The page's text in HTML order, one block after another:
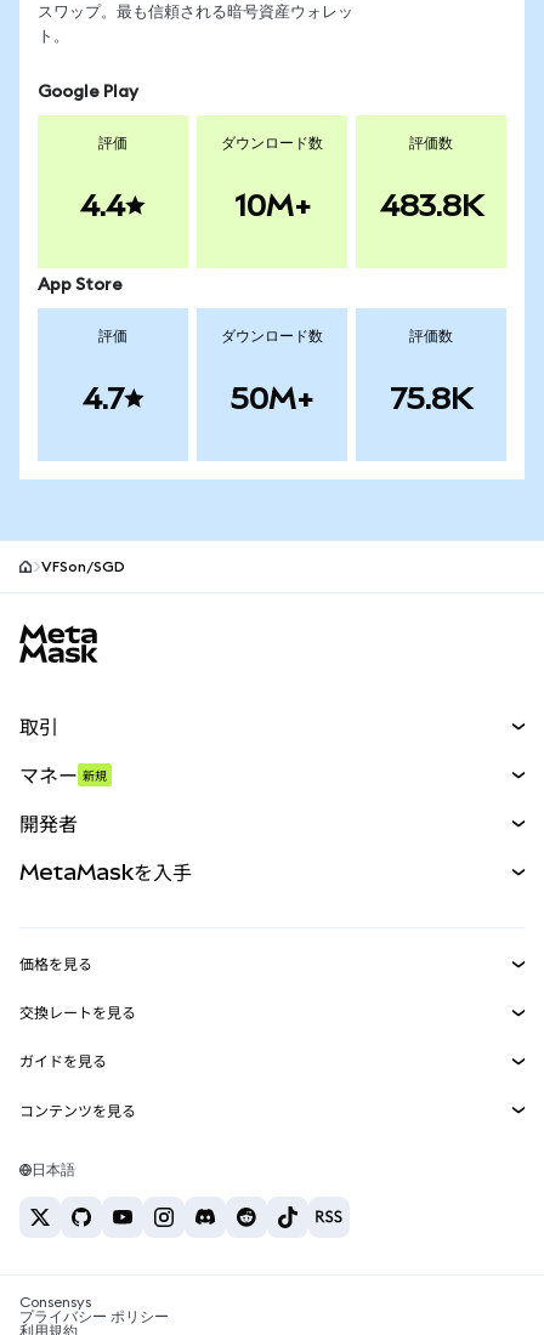
スワップ。最も信頼される暗号資産ウォレッ
ト。
Google Play
評価
4.4
ダウンロード数
10M+
評価数
483.8K
App Store
評価
4.7
ダウンロード数
50M+
評価数
75.8K
VFSon/SGD
取引
パーペチュアル
RWA
マネー 新規
開発者
MetaMask Connect
Snaps
Web3サービス
MetaMaskを入手
セキュリティ
サポート
キャリア
お問い合わせ
価格を見る
イーサリアムの価格
Solanaの価格
Tetherの価格
交換レートを見る
ETH→USD
USDT→INR
BTC→INR
ETH→USDT
ガイドを見る
ETHの購入
USDTの購入
SHIBの購入
コンテンツを見る
Solanaウォレット
税制関連ニュース
日本語
Consensys
プライバシー ポリシー
利用規約